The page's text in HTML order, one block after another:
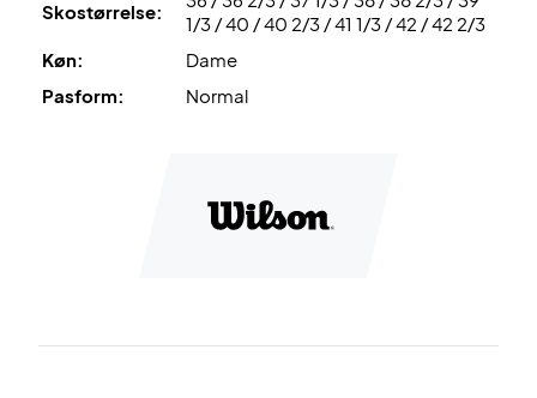
Farve: Hvid, turkis og sort.
Skostørrelse:
1/3 / 40 / 40 2/3 / 41 1/3 / 42 / 42 2/3
Køn:
Dame
Pasform:
Normal